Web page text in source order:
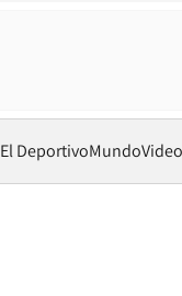
El DeportivoMundo